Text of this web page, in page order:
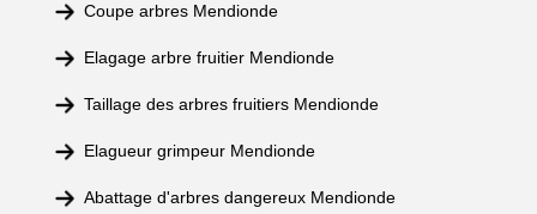
Coupe arbres Mendionde
Elagage arbre fruitier Mendionde
Taillage des arbres fruitiers Mendionde
Elagueur grimpeur Mendionde
Abattage d'arbres dangereux Mendionde